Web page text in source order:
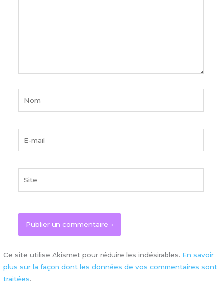
Ce site utilise Akismet pour réduire les indésirables. En savoir
plus sur la façon dont les données de vos commentaires sont
traitées.